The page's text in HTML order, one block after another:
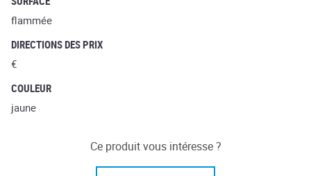
flammée
DIRECTIONS DES PRIX
€
COULEUR
jaune
Ce produit vous intéresse ?